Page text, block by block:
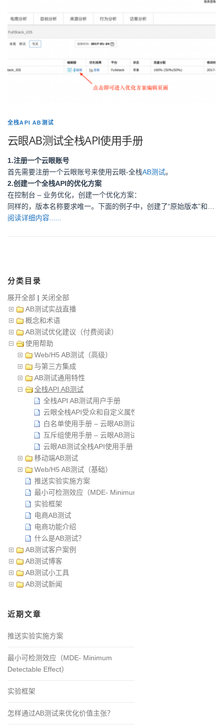
全栈API AB测试
云眼AB测试全栈API使用手册
1.注册一个云眼账号
首先需要注册一个云眼账号来使用云眼-全栈AB测试。
2.创建一个全栈API的优化方案
在控制台 – 业务优化，创建一个优化方案：
同样的，版本名称要求唯一。下面的例子中，创建了“原始版本”和…
阅读详细内容......
分类目录
展开全部 | 关闭全部
AB测试实战直播
概念和术语
AB测试优化建议（付费阅读）
使用帮助
Web/H5 AB测试（高级）
与第三方集成
AB测试通用特性
全栈API AB测试
全栈API AB测试用户手册
云眼全栈API受众和自定义属性使用手册
白名单使用手册 – 云眼AB测试全栈API
互斥组使用手册 – 云眼AB测试全栈API
云眼AB测试全栈API使用手册
移动端AB测试
Web/H5 AB测试（基础）
推送实验实施方案
最小可检测效应（MDE- Minimum Detectable Effect）
实验框架
电商AB测试
电商功能介绍
什么是AB测试？
AB测试客户案例
AB测试博客
AB测试小工具
AB测试新闻
近期文章
推送实验实施方案
最小可检测效应（MDE- Minimum
Detectable Effect）
实验框架
怎样通过AB测试来优化价值主张？